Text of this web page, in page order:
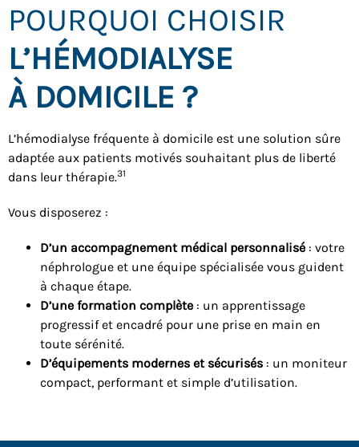
POURQUOI CHOISIR
L’HÉMODIALYSE
À DOMICILE ?
L’hémodialyse fréquente à domicile est une solution sûre
adaptée aux patients motivés souhaitant plus de liberté
dans leur thérapie.31
Vous disposerez :
D’un accompagnement médical personnalisé : votre
néphrologue et une équipe spécialisée vous guident
à chaque étape.
D’une formation complète : un apprentissage
progressif et encadré pour une prise en main en
toute sérénité.
D’équipements modernes et sécurisés : un moniteur
compact, performant et simple d’utilisation.